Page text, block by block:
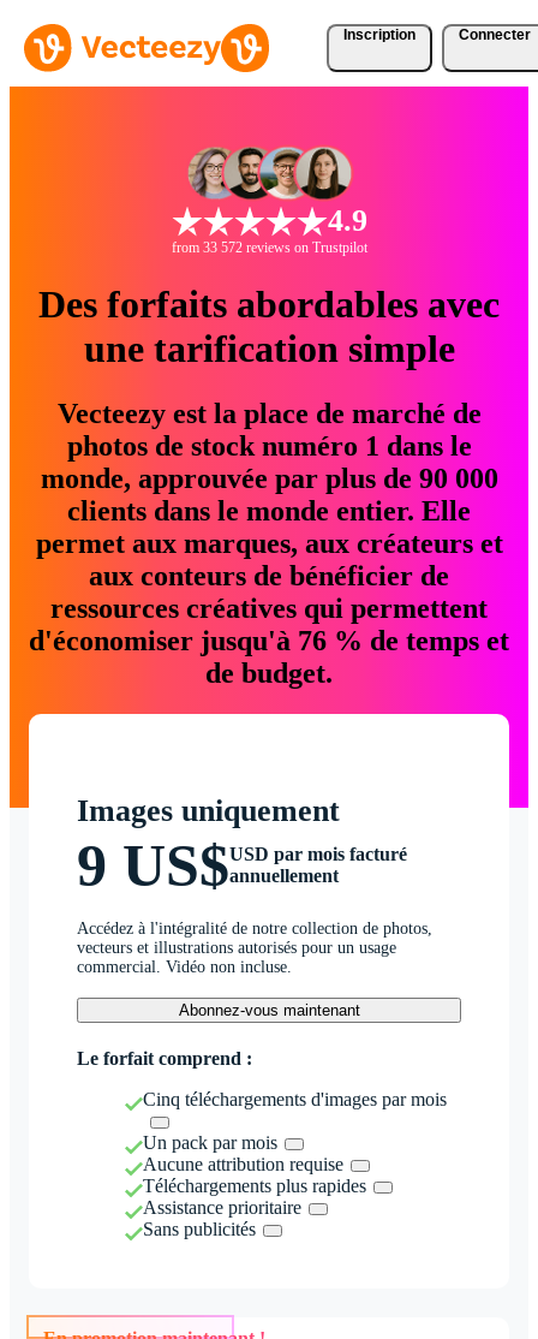
Inscription Connecter
4.9
from 33 572 reviews on Trustpilot
Des forfaits abordables avec
une tarification simple
Vecteezy est la place de marché de
photos de stock numéro 1 dans le
monde, approuvée par plus de 90 000
clients dans le monde entier. Elle
permet aux marques, aux créateurs et
aux conteurs de bénéficier de
ressources créatives qui permettent
d'économiser jusqu'à 76 % de temps et
de budget.
Images uniquement
9 US$USD par mois facturé
annuellement
Accédez à l'intégralité de notre collection de photos,
vecteurs et illustrations autorisés pour un usage
commercial. Vidéo non incluse.
Abonnez-vous maintenant
Le forfait comprend :
Cinq téléchargements d'images par mois
Un pack par mois
Aucune attribution requise
Téléchargements plus rapides
Assistance prioritaire
Sans publicités
En promotion maintenant !